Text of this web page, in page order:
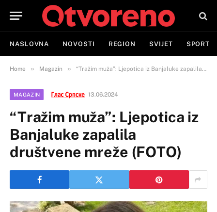
NASLOVNA NOVOSTI REGION SVIJET SPORT
Home » Magazin » “Tražim muža”: Ljepotica iz Banjaluke zapalila društvene mreže (FOTO)
MAGAZIN 13.06.2024
“Tražim muža”: Ljepotica iz
Banjaluke zapalila
društvene mreže (FOTO)